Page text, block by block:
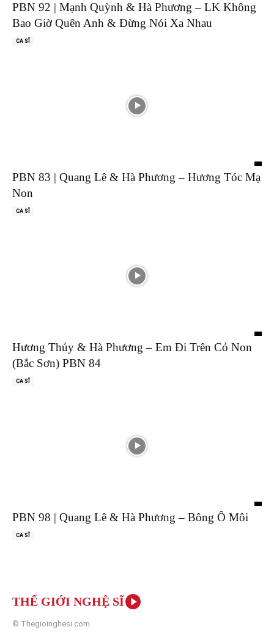
PBN 92 | Mạnh Quỳnh & Hà Phương – LK Không
Bao Giờ Quên Anh & Đừng Nói Xa Nhau
CA SĨ
PBN 83 | Quang Lê & Hà Phương – Hương Tóc Mạ
Non
CA SĨ
Hương Thủy & Hà Phương – Em Đi Trên Cỏ Non
(Bắc Sơn) PBN 84
CA SĨ
PBN 98 | Quang Lê & Hà Phương – Bông Ô Môi
CA SĨ
THẾ GIỚI NGHỆ SĨ
© Thegioinghesi.com